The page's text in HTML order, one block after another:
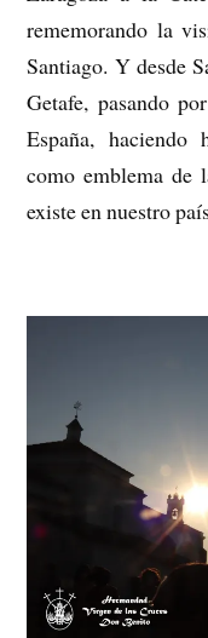
rememorando la
Santiago. Y desde
Getafe, pasando
España, haciendo
como emblema de
existe en nuestro